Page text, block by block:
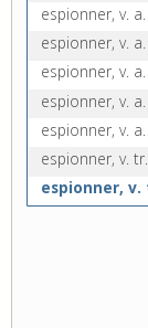
esprit-de-vin, n.
espionner, v. a.
espionner, v. a.
espionner, v. a.
espionner, v. a.
espionner, v. a.
espionner, v. tr.
espionner, v.